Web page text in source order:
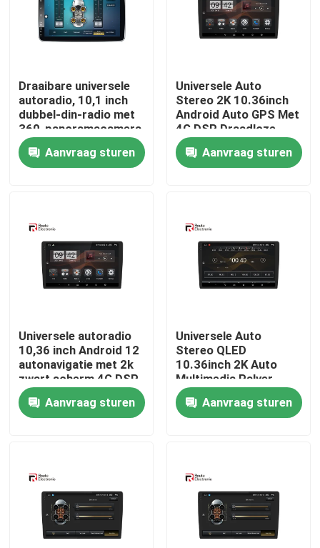
Thuis
Over ons
Fabrieksreis
Contacteer ons
nieuws
Vraag een offerte aan
Android Autoradio Stereo
Draaibare universele
autoradio, 10,1 inch
dubbel-din-radio met
360-panoramacamera
Aanvraag sturen
Universele Auto
Stereo 2K 10.36inch
Android Auto GPS Met
4G DSP Draadloze
Carplay Auto
Multimedia
Aanvraag sturen
Universele autoradio
10,36 inch Android 12
autonavigatie met 2k
zwart scherm 4G DSP
Aanvraag sturen
Universele Auto
Stereo QLED
10.36inch 2K Auto
Multimedia Palyer
Ondersteuning 4G DSP
Ingebouwde 360 ​​Bird
View Systeem
Aanvraag sturen